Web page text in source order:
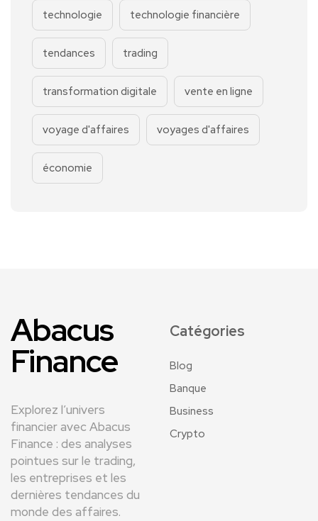
technologie technologie financière
tendances trading
transformation digitale vente en ligne
voyage d'affaires voyages d'affaires
économie
Abacus
Finance
Explorez l’univers
financier avec Abacus
Finance : des analyses
pointues sur le trading,
les entreprises et les
dernières tendances du
monde des affaires.
Catégories
Blog
Banque
Business
Crypto